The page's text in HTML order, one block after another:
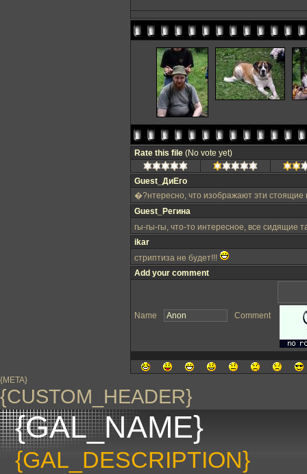
Rate this file (No vote yet)
Guest_ДиЕго
�?нтересно, что изображают эти стоящие
Guest_Регина
гы-гы-гы, что-то интересное, все сидящие
ikar
стриптиза не будет!!!
Add your comment
Name Comment
{META}
{CUSTOM_HEADER}
{GAL_NAME}
{GAL_DESCRIPTION}